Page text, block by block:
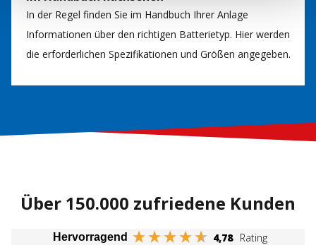
In der Regel finden Sie im Handbuch Ihrer Anlage
Informationen über den richtigen Batterietyp. Hier werden
die erforderlichen Spezifikationen und Größen angegeben.
Über 150.000 zufriedene Kunden
Hervorragend 4,78 Rating